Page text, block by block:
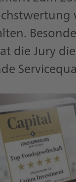
die Jury die